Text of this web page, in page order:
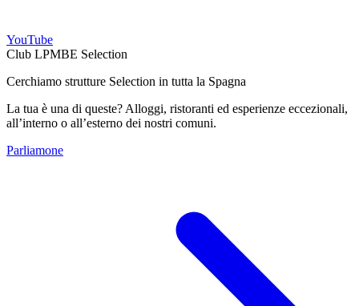
YouTube
Club LPMBE Selection
Cerchiamo strutture Selection in tutta la Spagna
La tua è una di queste? Alloggi, ristoranti ed esperienze eccezionali,
all’interno o all’esterno dei nostri comuni.
Parliamone